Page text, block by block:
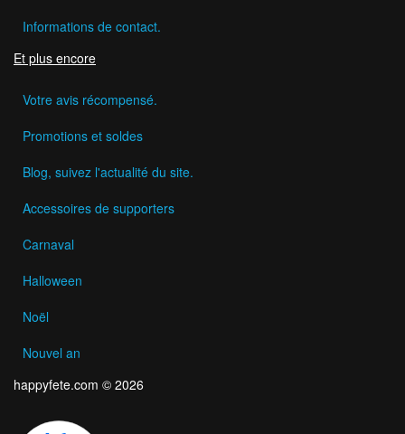
Informations de contact.
Et plus encore
Votre avis récompensé.
Promotions et soldes
Blog, suivez l'actualité du site.
Accessoires de supporters
Carnaval
Halloween
Noël
Nouvel an
happyfete.com © 2026